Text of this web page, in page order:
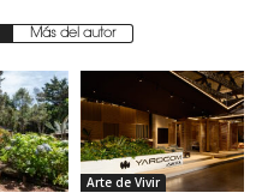
Más del autor
Arte de Vivir